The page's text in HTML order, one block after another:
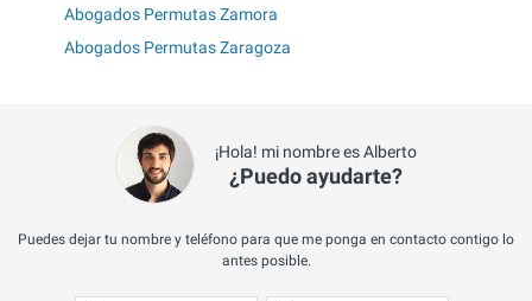
Abogados Permutas Zamora
Abogados Permutas Zaragoza
¡Hola! mi nombre es Alberto
¿Puedo ayudarte?
Puedes dejar tu nombre y teléfono para que me ponga en contacto contigo lo
antes posible.